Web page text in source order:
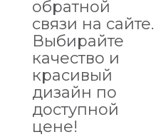
обратной
связи на сайте.
Выбирайте
качество и
красивый
дизайн по
доступной
цене!